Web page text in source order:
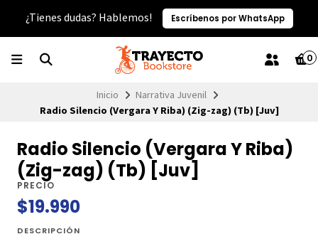
¿Tienes dudas? Hablemos! Escríbenos por WhatsApp
0
Inicio
Narrativa Juvenil
Radio Silencio (Vergara Y Riba) (Zig-zag) (Tb) [Juv]
Radio Silencio (Vergara Y Riba)
(Zig-zag) (Tb) [Juv]
PRECIO
$19.990
DESCRIPCIÓN